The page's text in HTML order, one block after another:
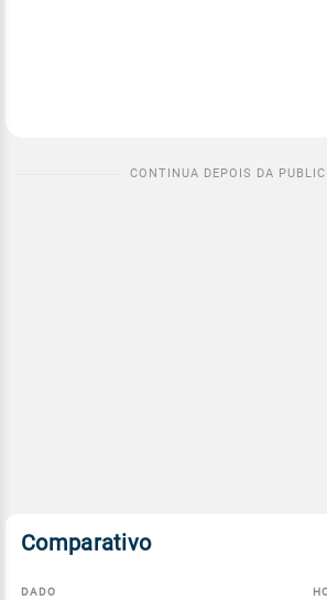
Comparativo
DADO